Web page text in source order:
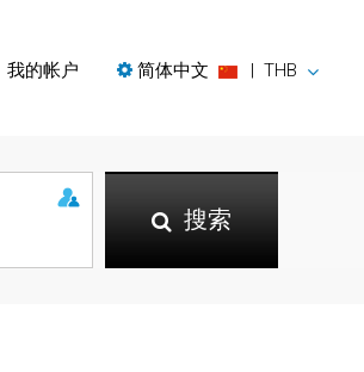
我的帐户 简体中文 | THB
搜索